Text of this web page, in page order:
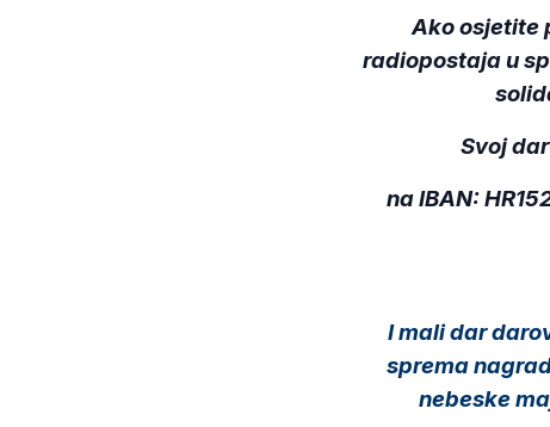
Ako osjetite
radiopostaja u
Svoj
na IBAN:
I mali dar
sprema
nebeske